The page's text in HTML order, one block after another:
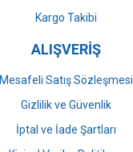
Gönder
Kargo Takibi
ALIŞVERİŞ
Mesafeli Satış Sözleşmesi
Gizlilik ve Güvenlik
İptal ve İade Şartları